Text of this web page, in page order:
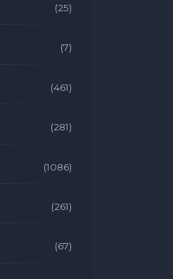
(25)
(7)
(461)
(281)
(1086)
(261)
(67)